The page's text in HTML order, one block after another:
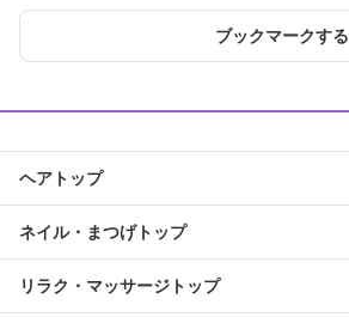
ブックマークする
ヘアトップ
ネイル・まつげトップ
リラク・マッサージトップ